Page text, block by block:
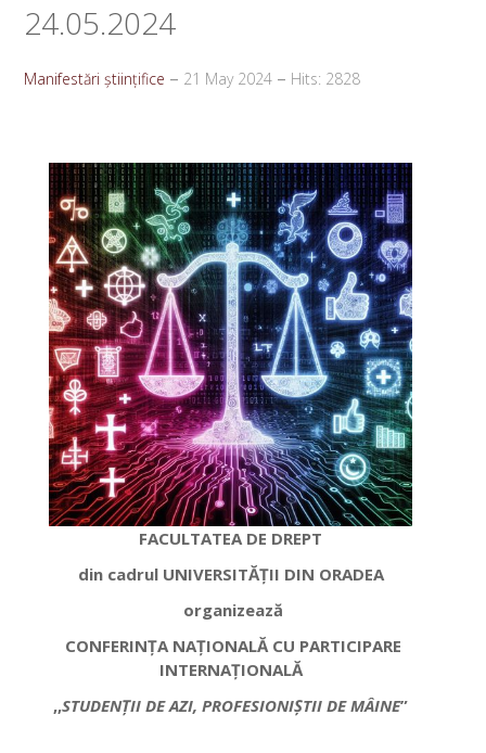
24.05.2024
Manifestări științifice 21 May 2024 Hits: 2828
FACULTATEA DE DREPT
din cadrul UNIVERSITĂȚII DIN ORADEA
organizează
CONFERINȚA NAȚIONALĂ CU PARTICIPARE
INTERNAȚIONALĂ
,,STUDENȚII DE AZI,PROFESIONIȘTII DE MÂINE”